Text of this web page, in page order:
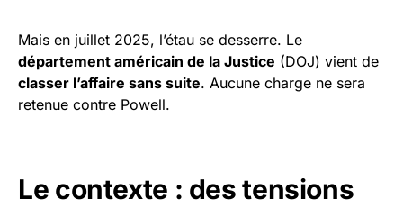
Mais en juillet 2025, l’étau se desserre. Le
département américain de la Justice (DOJ) vient de
classer l’affaire sans suite. Aucune charge ne sera
retenue contre Powell.
Le contexte : des tensions